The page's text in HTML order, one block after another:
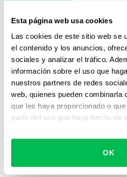
Esta página web usa cookies
Las cookies de este sitio web se
el contenido y los anuncios,
sociales y analizar el tráfico.
información sobre el uso que
nuestros partners de redes
web, quienes pueden combinarla
que les haya proporcionado o
partir del uso que haya hecho de
OK
inconvenientes a considerar. Esto
Pérdida de control: la
humanos puede suponer una
sobre procesos críticos de
pueden ser el reclutamiento,
empleados o la gestión del
Desafíos de comunicación y
subcontratación de recursos
equipo interno y el proveedor
Riesgos de confidencialidad y
subcontratación de recursos